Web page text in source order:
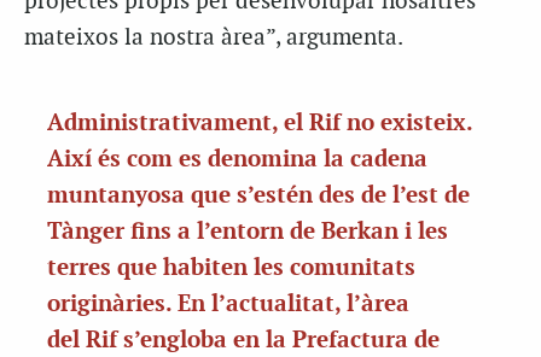
mateixos la nostra àrea”, argumenta.
Administrativament, el Rif no existeix.
Així és com es denomina la cadena
muntanyosa que s’estén des de l’est de
Tànger fins a l’entorn de Berkan i les
terres que habiten les comunitats
originàries. En l’actualitat, l’àrea
del Rif s’engloba en la Prefactura de